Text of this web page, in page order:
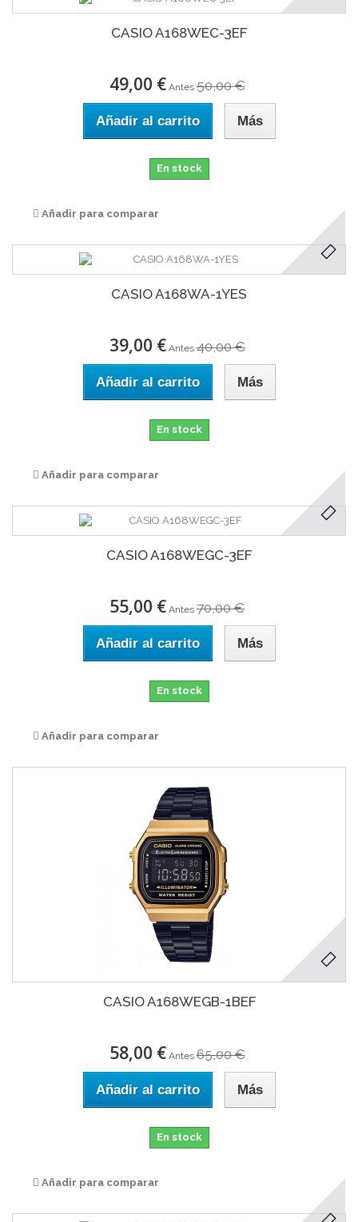
CASIO A168WEC-3EF
49,00 € Antes 50,00 €
Añadir al carrito Más
En stock
Añadir para comparar
CASIO A168WA-1YES
39,00 € Antes 40,00 €
Añadir al carrito Más
En stock
Añadir para comparar
CASIO A168WEGC-3EF
55,00 € Antes 70,00 €
Añadir al carrito Más
En stock
Añadir para comparar
CASIO A168WEGB-1BEF
58,00 € Antes 65,00 €
Añadir al carrito Más
En stock
Añadir para comparar